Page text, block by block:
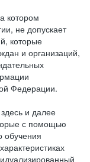
котором
не допускает
которые
и организаций,
Федерации.
и далее
с помощью
обучения